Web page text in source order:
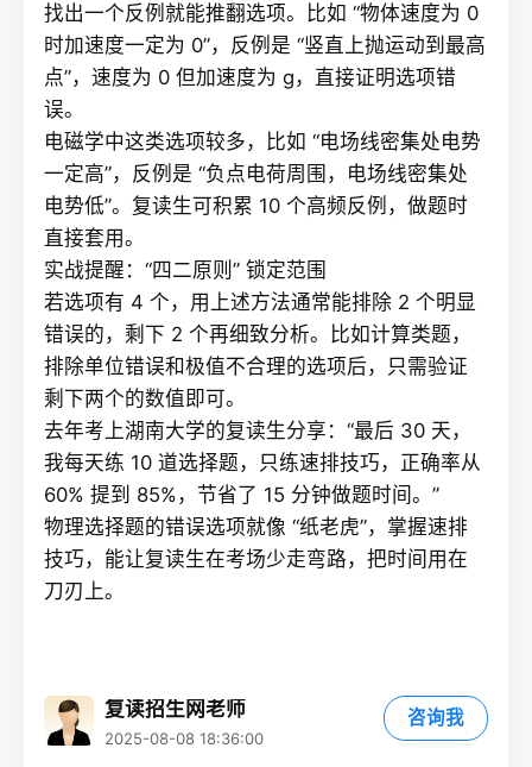
找出一个反例就能推翻选项。比如 “物体速度为 0
时加速度一定为 0”，反例是 “竖直上抛运动到最高
点”，速度为 0 但加速度为 g，直接证明选项错
误。
电磁学中这类选项较多，比如 “电场线密集处电势
一定高”，反例是 “负点电荷周围，电场线密集处
电势低”。 复读生可积累 10 个高频反例，做题时
直接套用。
实战提醒：“四二原则” 锁定范围
若选项有 4 个，用上述方法通常能排除 2 个明显
错误的，剩下 2 个再细致分析。比如计算类题，
排除单位错误和极值不合理的选项后，只需验证
剩下两个的数值即可。
去年考上湖南大学的复读生分享：“最后 30 天，
我每天练 10 道选择题，只练速排技巧，正确率从
60% 提到 85%，节省了 15 分钟做题时间。”
物理选择题的错误选项就像 “纸老虎”，掌握速排
技巧，能让复读生在考场少走弯路，把时间用在
刀刃上。
复读招生网老师
2025-08-08 18:36:00
咨询我